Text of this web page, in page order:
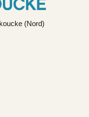
(Nord)